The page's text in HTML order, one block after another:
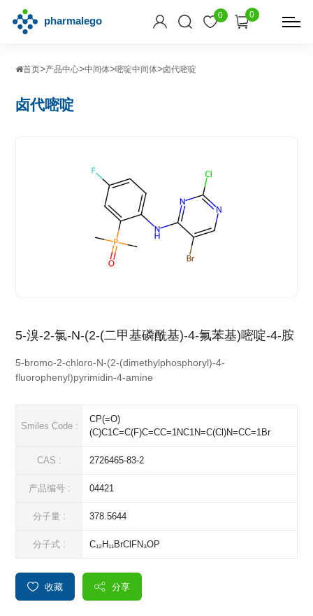
0 0
首页>产品中心>中间体>嘧啶中间体>卤代嘧啶
卤代嘧啶
5-溴-2-氯-N-(2-(二甲基磷酰基)-4-氟苯基)嘧啶-4-胺
5-bromo-2-chloro-N-(2-(dimethylphosphoryl)-4-
fluorophenyl)pyrimidin-4-amine
Smiles Code :
CP(=O)
(C)C1C=C(F)C=CC=1NC1N=C(Cl)N=CC=1Br
CAS : 2726465-83-2
产品编号 : 04421
分子量 : 378.5644
分子式 : C₁₂H₁₁BrClFN₃OP
收藏 分享